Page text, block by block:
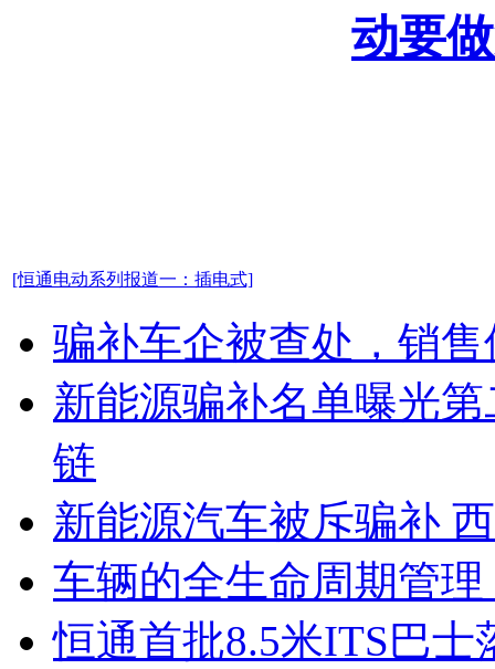
动要
[恒通电动系列报道一：插电式]
骗补车企被查处，销
新能源骗补名单曝光
链
新能源汽车被斥骗补
车辆的全生命周期管
恒通首批8.5米ITS巴士